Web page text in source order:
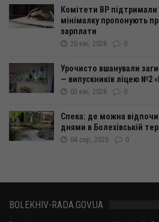
Комітети ВР
мінімалку пропонують
зарплати
20 кві, 2026 0
Урочисто вшанували
— випускників ліцею №2
03 кві, 2026 0
Спека: де можна
днями в Болехівській
04 сер, 2026 0
BOLEKHIV-RADA.GOV.UA